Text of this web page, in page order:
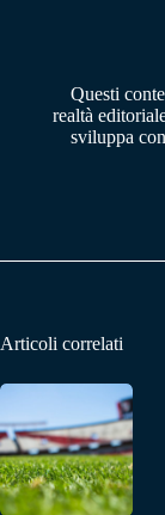
Questi
realtà
sviluppa
Articoli correlati